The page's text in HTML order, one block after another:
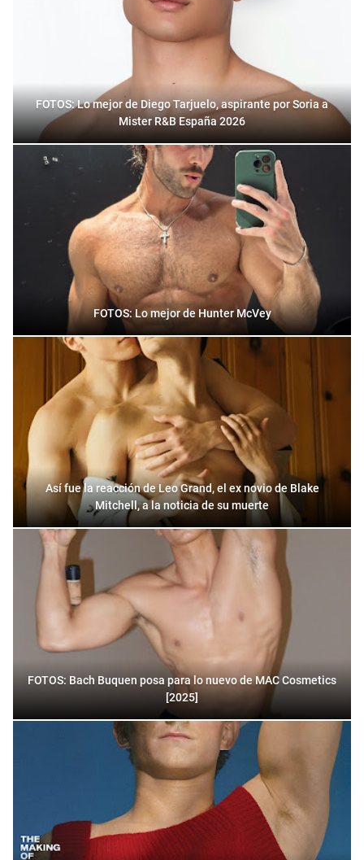
FOTOS: Lo mejor de Diego Tarjuelo, aspirante por Soria a
Mister R&B España 2026
FOTOS: Lo mejor de Hunter McVey
Así fue la reacción de Leo Grand, el ex novio de Blake
Mitchell, a la noticia de su muerte
FOTOS: Bach Buquen posa para lo nuevo de MAC Cosmetics
[2025]